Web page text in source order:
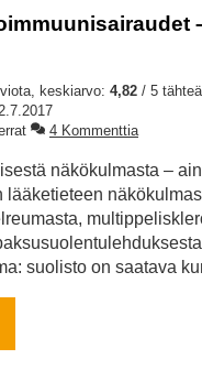
keskiarvo: 4,82 / 5
4 Kommenttia
näkökulmasta –
lääketieteen
suolisto on saatava